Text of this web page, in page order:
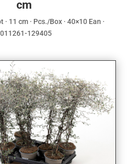
cm
· 11 cm · Pcs./Box · 40×10 Ean ·
129405